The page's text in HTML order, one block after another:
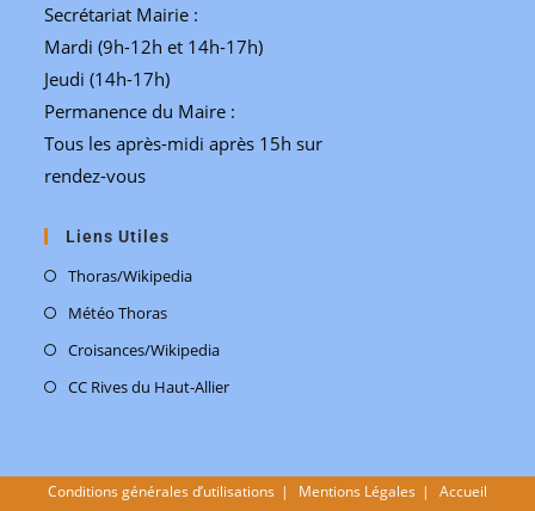
Secrétariat Mairie :
Mardi (9h-12h et 14h-17h)
Jeudi (14h-17h)
Permanence du Maire :
Tous les après-midi après 15h sur
rendez-vous
Liens Utiles
Thoras/Wikipedia
Météo Thoras
Croisances/Wikipedia
CC Rives du Haut-Allier
Conditions générales d’utilisations Mentions Légales Accueil